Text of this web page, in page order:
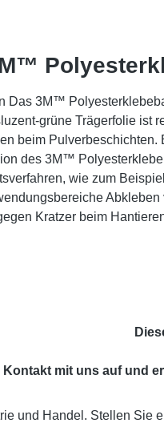
Das 3M™
grüne Trägerfolie
beim
des 3M™
wie zum
Kratzer beim
Kontakt mit uns auf und
und Handel. Stellen Sie